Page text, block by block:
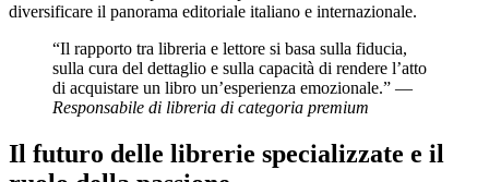
diversificare il panorama editoriale italiano e internazionale.
“Il rapporto tra libreria e lettore si basa sulla fiducia,
sulla cura del dettaglio e sulla capacità di rendere l’atto
di acquistare un libro un’esperienza emozionale.” —
Responsabile di libreria di categoria premium
Il futuro delle librerie specializzate e il